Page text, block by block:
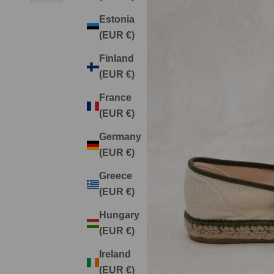
Estonia
(EUR €)
Finland
(EUR €)
France
(EUR €)
Germany
(EUR €)
Greece
(EUR €)
Hungary
(EUR €)
Ireland
(EUR €)